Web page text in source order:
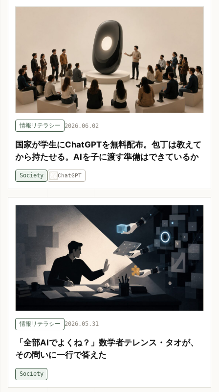
情報リテラシー 2026.06.02
国家が学生にChatGPTを無料配布。包丁は教えて
から持たせる。AIを子に渡す準備はできているか
Society ChatGPT
情報リテラシー 2026.05.31
「全部AIでよくね？」数学者テレンス・タオが、
その問いに一行で答えた
Society